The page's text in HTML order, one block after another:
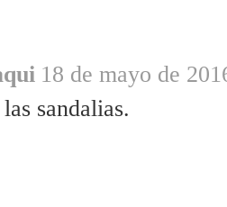
18 de mayo de
sandalias.